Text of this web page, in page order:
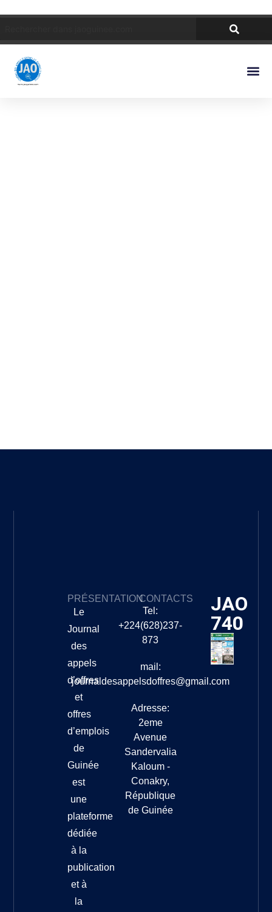
PRÉSENTATION
Le
Journal
des
appels
d’offres
et
offres
d’emplois
de
Guinée
est
une
plateforme
dédiée
à la
publication
et à
la
CONTACTS
Tel:
+224(628)237-
873
mail:
journaldesappelsdoffres@gmail.com
Adresse:
2eme
Avenue
Sandervalia
Kaloum -
Conakry,
République
de Guinée
JAO
740